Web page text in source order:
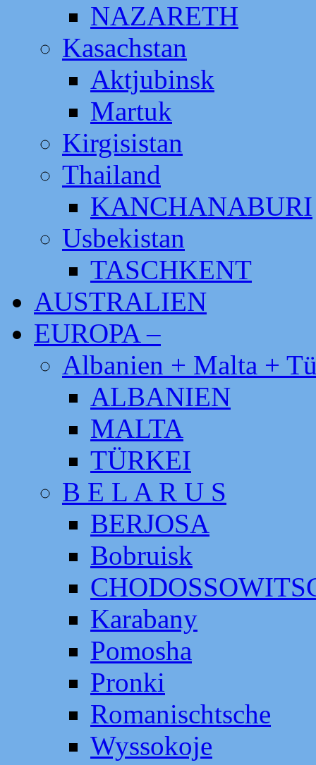
NAZARETH
Kasachstan
Aktjubinsk
Martuk
Kirgisistan
Thailand
KANCHANABURI
Usbekistan
TASCHKENT
AUSTRALIEN
EUROPA –
Albanien + Malta +
ALBANIEN
MALTA
TÜRKEI
B E L A R U S
BERJOSA
Bobruisk
Karabany
Pomosha
Pronki
Romanischtsche
Wyssokoje